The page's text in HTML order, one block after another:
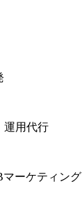
運用代行
マーケティング